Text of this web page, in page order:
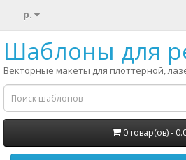
р.
Шаблоны для
Векторные макеты для плоттерной,
0 товар(ов) -